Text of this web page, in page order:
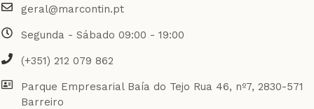
geral@marcontin.pt
Segunda - Sábado 09:00 - 19:00
(+351) 212 079 862
Parque Empresarial Baía do Tejo Rua 46, nº7, 2830-571
Barreiro